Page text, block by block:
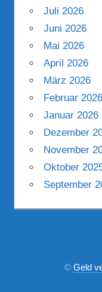
Juli 2026
Juni 2026
Mai 2026
April 2026
März 2026
Februar 2026
Januar 2026
Dezember
November
Oktober
September
© Geld